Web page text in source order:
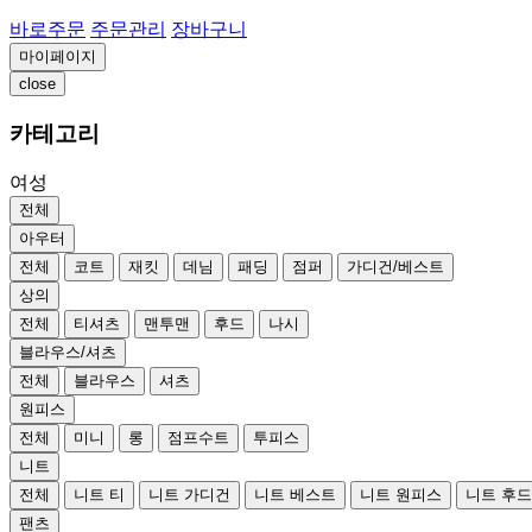
바로주문 주문관리 장바구니
마이페이지
close
카테고리
여성
전체
아우터
전체
코트 재킷 데님 패딩 점퍼
가디건/베스트
상의
전체
티셔츠 맨투맨 후드
나시
블라우스/셔츠
전체
블라우스
셔츠
원피스
전체
미니 롱 점프수트
투피스
니트
전체
니트 티 니트 가디건 니트 베스트 니트 원피스 니트 후
팬츠